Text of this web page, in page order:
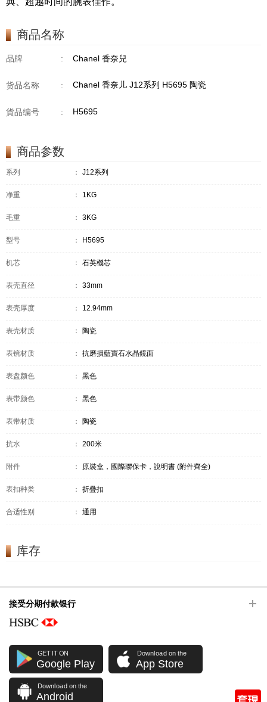
商品名称
品牌 : Chanel 香奈兒
货品名称 : Chanel 香奈儿 J12系列 H5695 陶瓷
貨品编号 : H5695
商品参数
系列 ： J12系列
净重 ： 1KG
毛重 ： 3KG
型号 ： H5695
机芯 ： 石英機芯
表壳直径 ： 33mm
表壳厚度 ： 12.94mm
表壳材质 ： 陶瓷
表镜材质 ： 抗磨損藍寶石水晶鏡面
表盘颜色 ： 黑色
表带颜色 ： 黑色
表带材质 ： 陶瓷
抗水 ： 200米
附件 ： 原裝盒，國際聯保卡，說明書 (附件齊全)
表扣种类 ： 折疊扣
合适性别 ： 通用
库存
接受分期付款银行
GET IT ON
Google Play
Download on the
App Store
Download on the
Android